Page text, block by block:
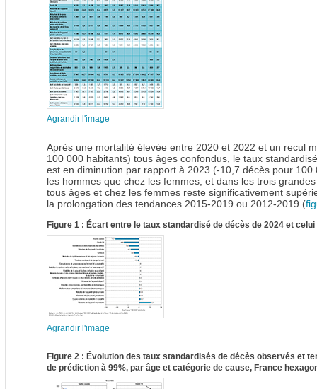
Agrandir l'image
Après une mortalité élevée entre 2020 et 2022 et un recul
100 000 habitants) tous âges confondus, le taux
est en diminution par rapport à 2023 (-10,7 décès pour
les hommes que chez les femmes, et dans les trois
tous âges et chez les femmes reste significativement
la prolongation des tendances 2015-2019 ou 2012-2019 (
Figure 1 : Écart entre le taux standardisé de décès de 2024 et
Agrandir l'image
Figure 2 : Évolution des taux standardisés de décès observés et
de prédiction à 99%, par âge et catégorie de cause, France